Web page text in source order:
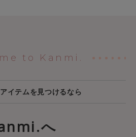
to Kanmi.
イテムを見つけるなら
へ